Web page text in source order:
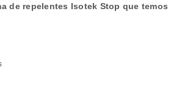
de repelentes Isotek Stop que temos